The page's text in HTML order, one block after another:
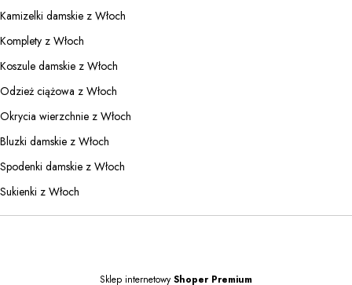
Kamizelki damskie z Włoch
Komplety z Włoch
Koszule damskie z Włoch
Odzież ciążowa z Włoch
Okrycia wierzchnie z Włoch
Bluzki damskie z Włoch
Spodenki damskie z Włoch
Sukienki z Włoch
Sklep internetowyShoper Premium